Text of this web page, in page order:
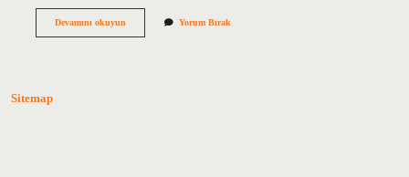
Devamını okuyunIstisnalar
Yorum Bırak
Sitemap